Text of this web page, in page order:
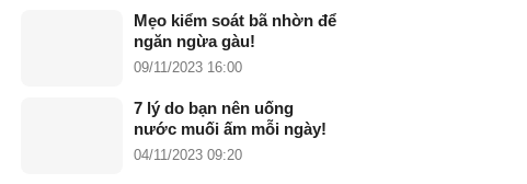
Mẹo kiểm soát bã nhờn để
ngăn ngừa gàu!
09/11/2023 16:00
7 lý do bạn nên uống
nước muối ấm mỗi ngày!
04/11/2023 09:20